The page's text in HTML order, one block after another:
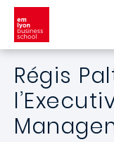
Aller au contenu
Régis